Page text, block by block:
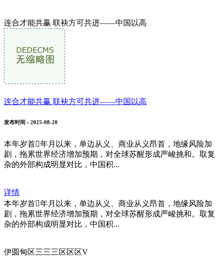
连合才能共赢 联袂方可共进——中国以高
连合才能共赢 联袂方可共进——中国以高
发布时间 : 2025-08-20
本年岁首年月以来，单边从义、商业从义昂首，地缘风险加
剧，拖累世界经济增加预期，对全球苏醒形成严峻挑和。取复
杂的外部构成明显对比，中国积...
详情
本年岁首年月以来，单边从义、商业从义昂首，地缘风险加
剧，拖累世界经济增加预期，对全球苏醒形成严峻挑和。取复
杂的外部构成明显对比，中国积...
伊圆甸区三三三区区区V